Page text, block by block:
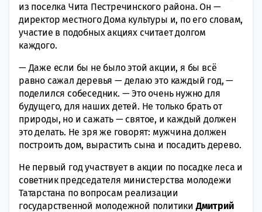
из поселка Чита Пестречинского района. Он —
директор местного Дома культуры и, по его словам,
участие в подобных акциях считает долгом
каждого.
— Даже если бы не было этой акции, я бы всё
равно сажал деревья — делаю это каждый год, —
поделился собеседник. — Это очень нужно для
будущего, для наших детей. Не только брать от
природы, но и сажать — святое, и каждый должен
это делать. Не зря же говорят: мужчина должен
построить дом, вырастить сына и посадить дерево.
Не первый год участвует в акции по посадке леса и
советник председателя министерства молодежи
Татарстана по вопросам реализации
государственной молодежной политикиДмитрий